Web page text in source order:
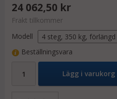
24 062,50 kr
Frakt tillkommer
Modell
Beställningsvara
Lägg i varukorg